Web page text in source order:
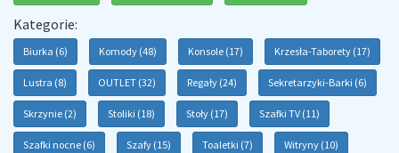
Kategorie:
Biurka (6) Komody (48) Konsole (17) Krzesła-Taborety (17)
Lustra (8) OUTLET (32) Regały (24) Sekretarzyki-Barki (6)
Skrzynie (2) Stoliki (18) Stoły (17) Szafki TV (11)
Szafki nocne (6) Szafy (15) Toaletki (7) Witryny (10)